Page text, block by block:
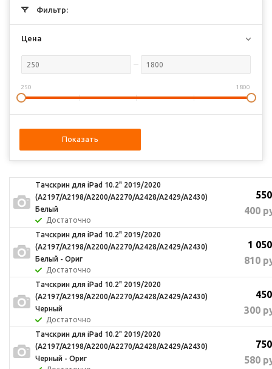
Фильтр:
Цена
250 1800
Показать
Тачскрин для iPad 10.2" 2019/2020
(A2197/A2198/A2200/A2270/A2428/A2429/A2430)
Белый
Достаточно
550
400
Тачскрин для iPad 10.2" 2019/2020
(A2197/A2198/A2200/A2270/A2428/A2429/A2430)
Белый - Ориг
Достаточно
1 050
810
Тачскрин для iPad 10.2" 2019/2020
(A2197/A2198/A2200/A2270/A2428/A2429/A2430)
Черный
Достаточно
450
300
Тачскрин для iPad 10.2" 2019/2020
(A2197/A2198/A2200/A2270/A2428/A2429/A2430)
Черный - Ориг
750
580